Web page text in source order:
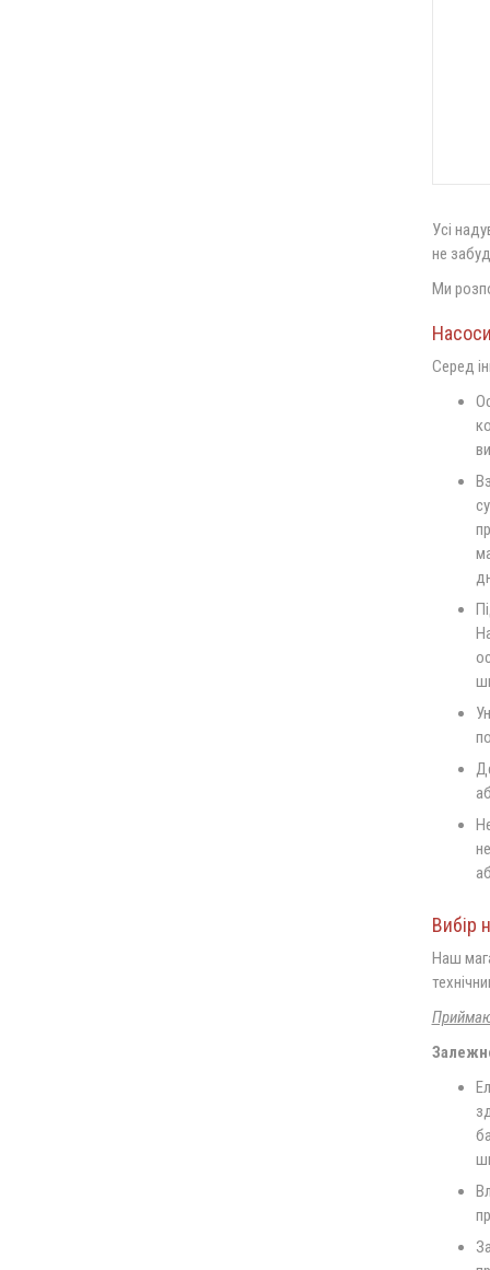
Усі
не
Ми
Серед
Вибір
Наш